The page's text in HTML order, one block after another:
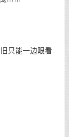
只能一边眼看